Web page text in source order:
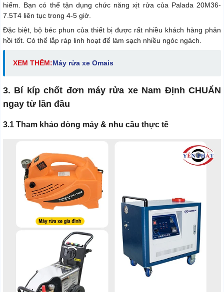
hiếm. Bạn có thể tận dụng chức năng xịt rửa của Palada 20M36-
7.5T4 liên tục trong 4-5 giờ.
Đặc biệt, bộ béc phun của thiết bị được rất nhiều khách hàng phản
hồi tốt. Có thể lắp ráp linh hoạt để làm sạch nhiều ngóc ngách.
XEM THÊM:Máy rửa xe Omais
3. Bí kíp chốt đơn máy rửa xe Nam Định CHUẨN
ngay từ lần đầu
3.1 Tham khảo dòng máy & nhu cầu thực tế